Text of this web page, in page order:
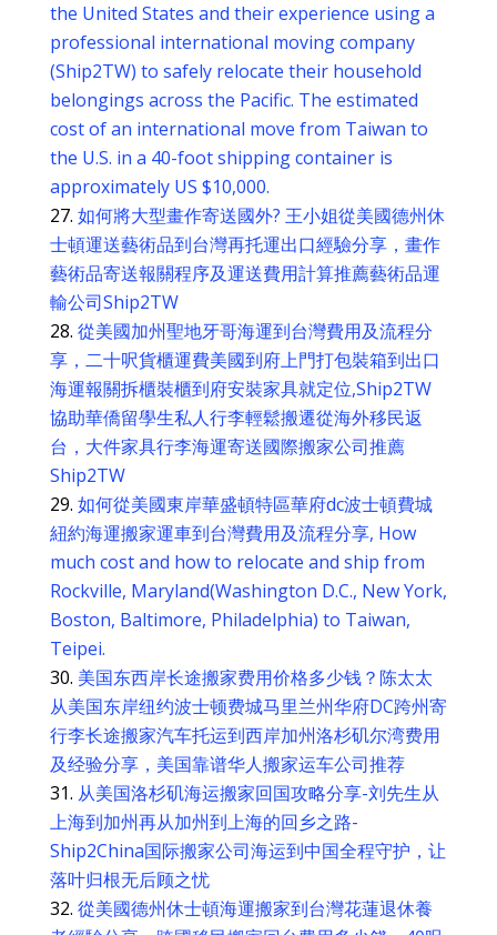
the United States and their experience using a
professional international moving company
(Ship2TW) to safely relocate their household
belongings across the Pacific. The estimated
cost of an international move from Taiwan to
the U.S. in a 40-foot shipping container is
approximately US $10,000.
如何將大型畫作寄送國外? 王小姐從美國德州休
士頓運送藝術品到台灣再托運出口經驗分享，畫作
藝術品寄送報關程序及運送費用計算推薦藝術品運
輸公司Ship2TW
從美國加州聖地牙哥海運到台灣費用及流程分
享，二十呎貨櫃運費美國到府上門打包裝箱到出口
海運報關拆櫃裝櫃到府安裝家具就定位,Ship2TW
協助華僑留學生私人行李輕鬆搬遷從海外移民返
台，大件家具行李海運寄送國際搬家公司推薦
Ship2TW
如何從美國東岸華盛頓特區華府dc波士頓費城
紐約海運搬家運車到台灣費用及流程分享, How
much cost and how to relocate and ship from
Rockville, Maryland(Washington D.C., New York,
Boston, Baltimore, Philadelphia) to Taiwan,
Teipei.
美国东西岸长途搬家费用价格多少钱？陈太太
从美国东岸纽约波士顿费城马里兰州华府DC跨州寄
行李长途搬家汽车托运到西岸加州洛杉矶尔湾费用
及经验分享，美国靠谱华人搬家运车公司推荐
从美国洛杉矶海运搬家回国攻略分享-刘先生从
上海到加州再从加州到上海的回乡之路-
Ship2China国际搬家公司海运到中国全程守护，让
落叶归根无后顾之忧
從美國德州休士頓海運搬家到台灣花蓮退休養